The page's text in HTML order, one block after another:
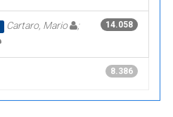
14.058
Cartaro, Mario
;
8.386